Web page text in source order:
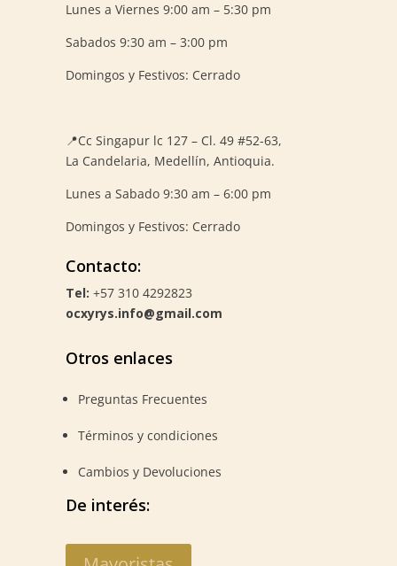
Lunes a Viernes 9:00 am – 5:30 pm
Sabados 9:30 am – 3:00 pm
Domingos y Festivos: Cerrado
📍Cc Singapur lc 127 – Cl. 49 #52-63,
La Candelaria, Medellín, Antioquia.
Lunes a Sabado 9:30 am – 6:00 pm
Domingos y Festivos: Cerrado
Contacto:
Tel: +57 310 4292823
ocxyrys.info@gmail.com
Otros enlaces
Preguntas Frecuentes
Términos y condiciones
Cambios y Devoluciones
De interés: